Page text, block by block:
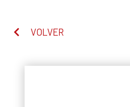
VOLVER